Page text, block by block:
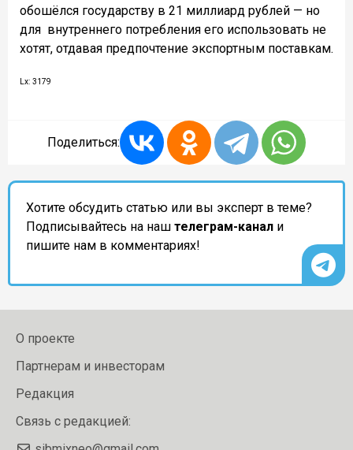
обошёлся государству в 21 миллиард рублей — но
для внутреннего потребления его использовать не
хотят, отдавая предпочтение экспортным поставкам.
Lx: 3179
Поделиться:
Хотите обсудить статью или вы эксперт в теме?
Подписывайтесь на наш телеграм-канал и
пишите нам в комментариях!
О проекте
Партнерам и инвесторам
Редакция
Связь с редакцией: